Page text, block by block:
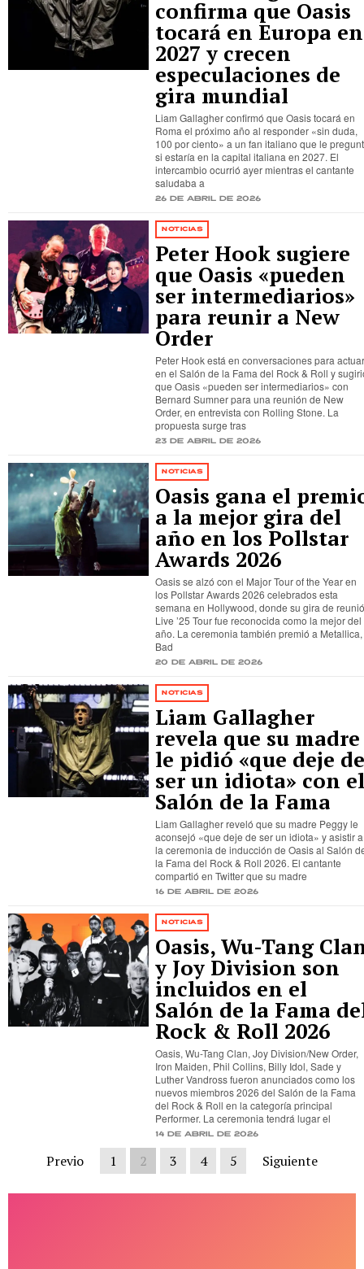
confirma que Oasis
tocará en Europa en
2027 y crecen
especulaciones de
gira mundial
Liam Gallagher confirmó que Oasis tocará en
Roma el próximo año al responder «sin duda,
100 por ciento» a un fan italiano que le
si estaría en la capital italiana en 2027. El
intercambio ocurrió ayer mientras el cantante
saludaba a
26 de abril de 2026
NOTICIAS
Peter Hook sugiere
que Oasis «pueden
ser intermediarios»
para reunir a New
Order
Peter Hook está en conversaciones para
en el Salón de la Fama del Rock & Roll y
que Oasis «pueden ser intermediarios» con
Bernard Sumner para una reunión de New
Order, en entrevista con Rolling Stone. La
propuesta surge tras
23 de abril de 2026
NOTICIAS
Oasis gana el
a la mejor gira del
año en los Pollstar
Awards 2026
Oasis se alzó con el Major Tour of the Year en
los Pollstar Awards 2026 celebrados esta
semana en Hollywood, donde su gira de
Live ’25 Tour fue reconocida como la mejor del
año. La ceremonia también premió a Metallica,
Bad
20 de abril de 2026
NOTICIAS
Liam Gallagher
revela que su madre
le pidió «que deje
ser un idiota» con
Salón de la Fama
Liam Gallagher reveló que su madre Peggy le
aconsejó «que deje de ser un idiota» y asistir a
la ceremonia de inducción de Oasis al Salón
la Fama del Rock & Roll 2026. El cantante
compartió en Twitter que su madre
16 de abril de 2026
NOTICIAS
Oasis, Wu-Tang
y Joy Division son
incluidos en el
Salón de la Fama
Rock & Roll 2026
Oasis, Wu-Tang Clan, Joy Division/New Order,
Iron Maiden, Phil Collins, Billy Idol, Sade y
Luther Vandross fueron anunciados como los
nuevos miembros 2026 del Salón de la Fama
del Rock & Roll en la categoría principal
Performer. La ceremonia tendrá lugar el
14 de abril de 2026
Previo 1 2 3 4 5 Siguiente